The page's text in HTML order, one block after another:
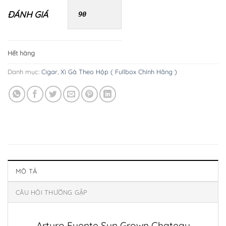
ĐÁNH GIÁ 90
Hết hàng
Danh mục: Cigar Xì Gà Theo Hộp ( Fullbox Chính Hãng )
MÔ TẢ
CÂU HỎI THƯỜNG GẶP